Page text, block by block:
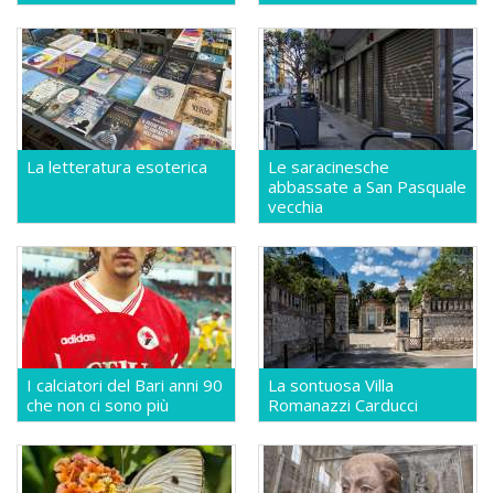
La letteratura esoterica
Le saracinesche
abbassate a San Pasquale
vecchia
I calciatori del Bari anni 90
che non ci sono più
La sontuosa Villa
Romanazzi Carducci